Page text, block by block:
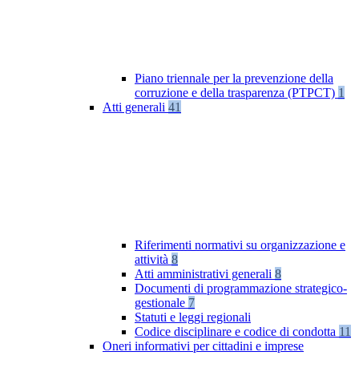
Piano triennale per la prevenzione della
corruzione e della trasparenza (PTPCT) 1
Atti generali 41
Riferimenti normativi su organizzazione e
attività 8
Atti amministrativi generali 8
Documenti di programmazione strategico-
gestionale 7
Statuti e leggi regionali
Codice disciplinare e codice di condotta 11
Oneri informativi per cittadini e imprese